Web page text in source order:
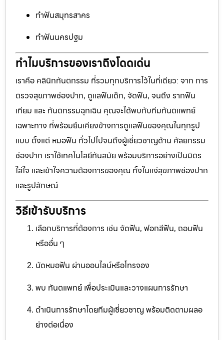
ทำฟันสมุทรสาคร
ทำฟันนครปฐม
ทำไมบริการของเราถึงโดดเด่น
เราคือ คลินิกทันตกรรม ที่รวมทุกบริการไว้ในที่เดียว: จาก การ
ตรวจสุขภาพช่องปาก, ดูแลฟันเด็ก, จัดฟัน, จนถึง รากฟัน
เทียม และ ทันตกรรมฉุกเฉิน คุณจะได้พบกับทีมทันตแพทย์
เฉพาะทาง ที่พร้อมยืนเคียงข้างการดูแลฟันของคุณในทุกรูป
แบบ ตั้งแต่ หมอฟัน ทั่วไปไปจนถึงผู้เชี่ยวชาญด้าน ศัลยกรรม
ช่องปาก เราใช้เทคโนโลยีทันสมัย พร้อมบริการอย่างเป็นมิตร
ใส่ใจ และเข้าใจความต้องการของคุณ ทั้งในแง่สุขภาพช่องปาก
และรูปลักษณ์
วิธีเข้ารับบริการ
เลือกบริการที่ต้องการ เช่น จัดฟัน, ฟอกสีฟัน, ถอนฟัน
หรืออื่น ๆ
นัดหมอฟัน ผ่านออนไลน์หรือโทรจอง
พบ ทันตแพทย์ เพื่อประเมินและวางแผนการรักษา
ดำเนินการรักษาโดยทีมผู้เชี่ยวชาญ พร้อมติดตามผลอ
ย่างต่อเนื่อง